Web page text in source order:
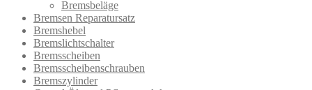
Bremsbeläge
Bremsen Reparatursatz
Bremshebel
Bremslichtsch​alter
Bremsscheiben
Bremsscheibenschrauben
Bremszylinder